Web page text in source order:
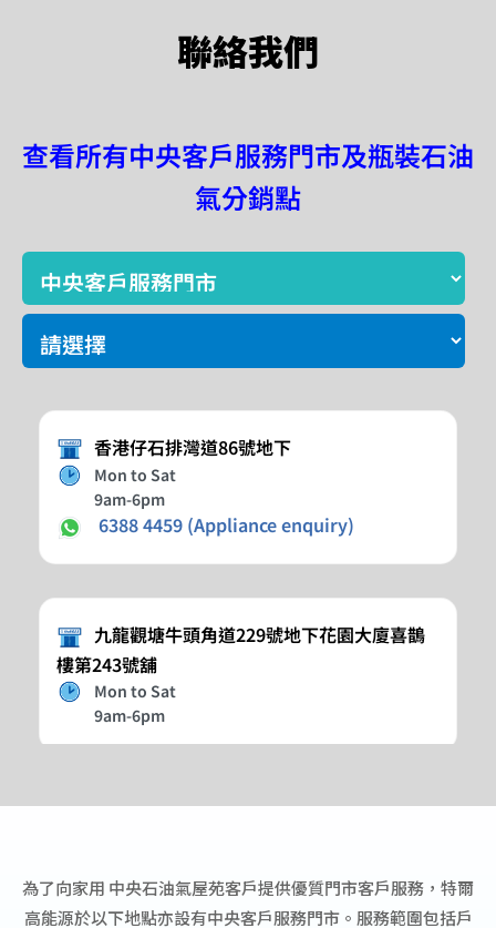
聯絡我們
為了向家用 中央石油氣屋苑客戶提供優質門市客戶服務，特爾
高能源於以下地點亦設有中央客戶服務門市。服務範圍包括戶